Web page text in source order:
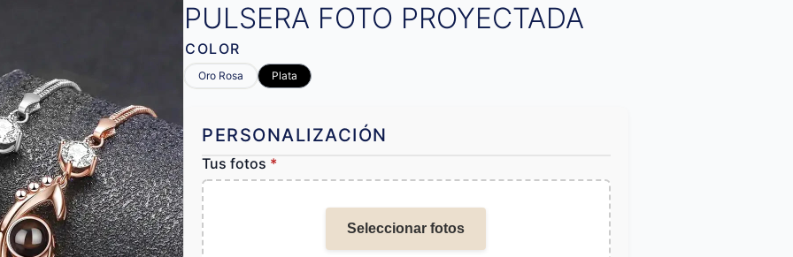
PULSERA FOTO PROYECTADA
COLOR
Oro Rosa Plata
PERSONALIZACIÓN
Tus fotos *
Seleccionar fotos